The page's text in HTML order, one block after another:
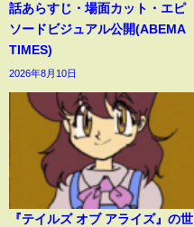
話あらすじ・場面カット・エピ
ソードビジュアル公開(ABEMA
TIMES)
2026年8月10日
『テイルズ オブ アライズ』の世